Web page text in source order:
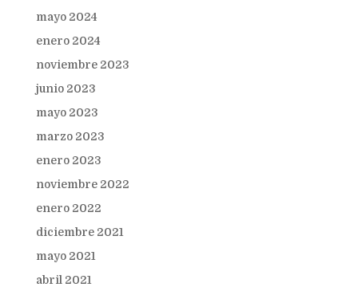
mayo 2024
enero 2024
noviembre 2023
junio 2023
mayo 2023
marzo 2023
enero 2023
noviembre 2022
enero 2022
diciembre 2021
mayo 2021
abril 2021